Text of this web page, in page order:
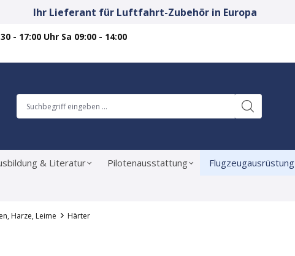
Ihr Lieferant für Luftfahrt-Zubehör in Europa
- 17:00 Uhr Sa 09:00 - 14:00
& Literatur Pilotenausstattung Flugzeugausrüstung
Harze, Leime Härter